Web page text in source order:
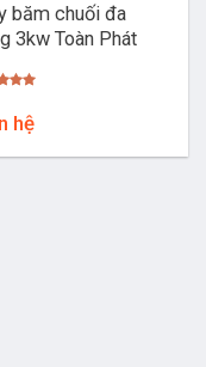
băm chuối đa
3kw Toàn Phát
5.00
hệ